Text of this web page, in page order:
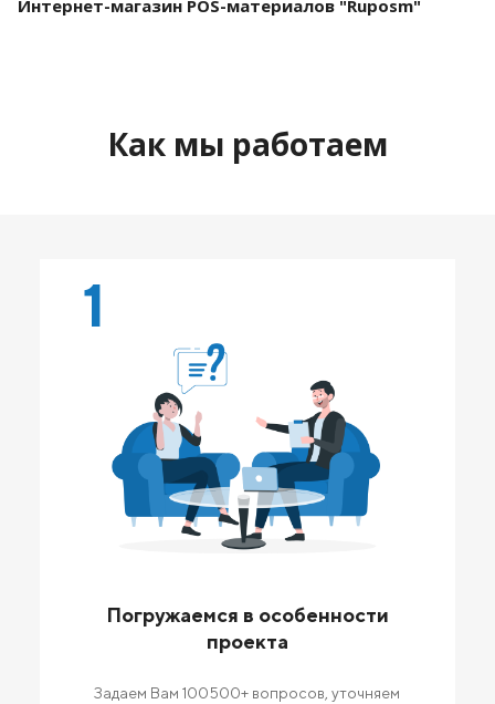
Интернет-магазин POS-материалов "Ruposm"
Как мы работаем
1
Погружаемся в особенности
проекта
Задаем Вам 100500+ вопросов, уточняем